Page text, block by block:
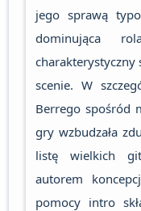
jego sprawą
dominująca
charakterystyczny
scenie. W
Berrego spośród
gry wzbudzała
listę wielkich
autorem
pomocy intro